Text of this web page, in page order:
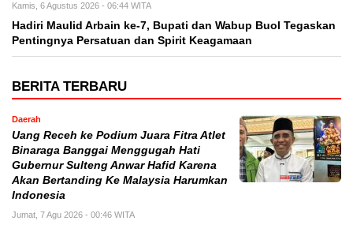
Kamis, 6 Agustus 2026 - 06:44 WITA
Hadiri Maulid Arbain ke-7, Bupati dan Wabup Buol Tegaskan
Pentingnya Persatuan dan Spirit Keagamaan
BERITA TERBARU
Daerah
Uang Receh ke Podium Juara Fitra Atlet
Binaraga Banggai Menggugah Hati
Gubernur Sulteng Anwar Hafid Karena
Akan Bertanding Ke Malaysia Harumkan
Indonesia
Jumat, 7 Agu 2026 - 00:46 WITA